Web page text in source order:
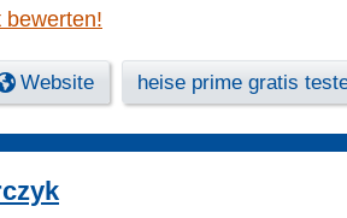
bewerten!
Website heise prime gratis